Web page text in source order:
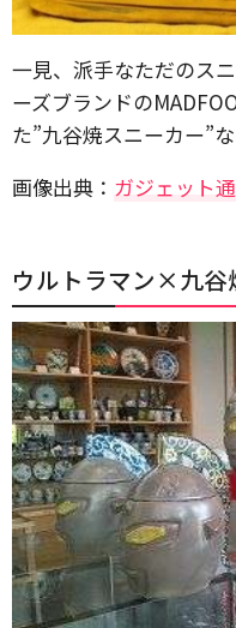
一見、派手なただのス
ーズブランドの
た”九谷焼スニーカー”な
画像出典： ガジェット
ウルトラマン×九谷